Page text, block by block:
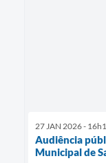
27 JAN 2026 -
Audiência
Municipal de